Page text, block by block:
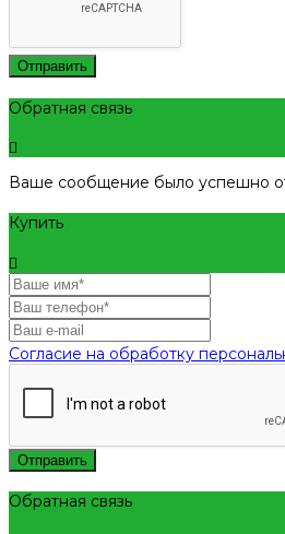
Отправить
Обратная связь
Ваше сообщение было успешно
Купить
Согласие на обработку
Отправить
Обратная связь